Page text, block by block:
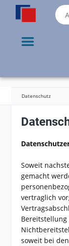
Datenschutz
Soweit
gemacht
vertraglich
soweit bei